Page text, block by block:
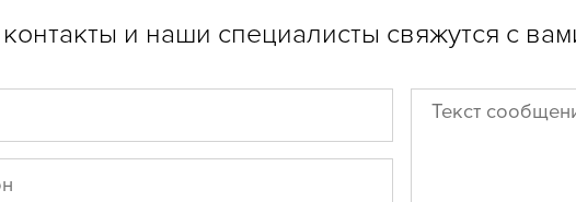
и наши специалисты свяжутся с